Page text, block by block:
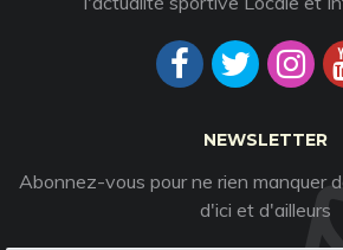
NEWSLETTER
Abonnez-vous pour ne rien manquer
d'ici et d'ailleurs